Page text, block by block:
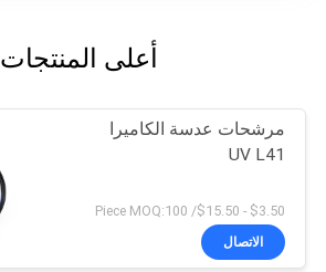
أعلى المنتجات
مرشحات عدسة الكاميرا
UV L41
$3.50 - $15.50/ Piece MOQ:100
الاتصال